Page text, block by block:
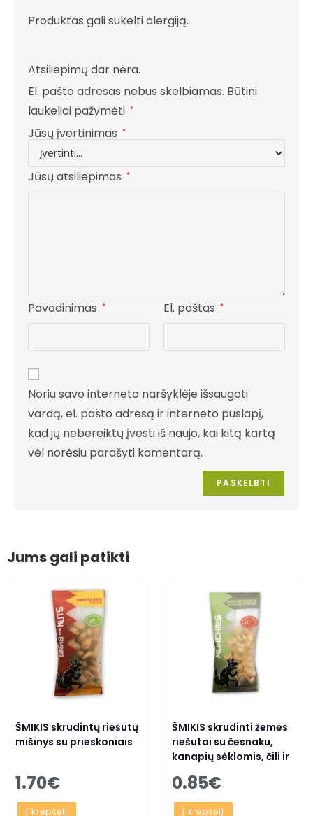
Jums gali patikti
ŠMIKIS skrudintų riešutų
mišinys su prieskoniais
1.70€
Į krepšelį
ŠMIKIS skrudinti žemės
riešutai su česnaku,
kanapių sėklomis, čili ir
0.85€
Į krepšelį
Produktas gali sukelti alergiją.
Atsiliepimų dar nėra.
El. pašto adresas nebus skelbiamas. Būtini
laukeliai pažymėti *
Jūsų įvertinimas *
Jūsų atsiliepimas *
Pavadinimas * El. paštas *
Noriu savo interneto naršyklėje išsaugoti
vardą, el. pašto adresą ir interneto puslapį,
kad jų nebereiktų įvesti iš naujo, kai kitą kartą
vėl norėsiu parašyti komentarą.